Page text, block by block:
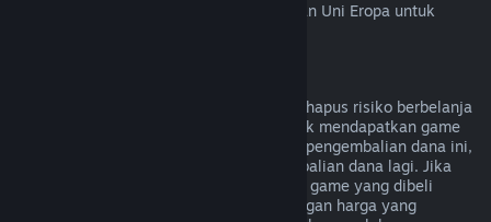
Untuk penjelasan cara kerja hak penarikan Uni Eropa untuk
Pengembalian Dana didesain untuk menghapus risiko berbelanja
game di Steam—bukan sebagai cara untuk mendapatkan game
gratis. Jika kamu menyalahgunakan fitur pengembalian dana ini,
kamu tidak akan bisa menerima pengembalian dana lagi. Jika
kamu meminta pengembalian dana untuk game yang dibeli
sebelum diskon lalu membelinya lagi dengan harga yang